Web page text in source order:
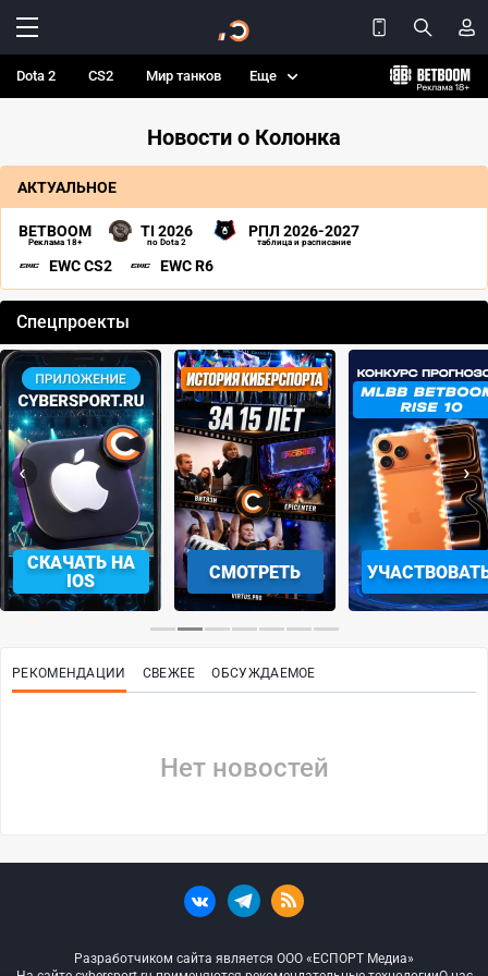
Dota 2 CS2 Мир танков Еще
Новости о Колонка
АКТУАЛЬНОЕ
BETBOOM
Реклама 18+
TI 2026
по Dota 2
РПЛ 2026-2027
таблица и расписание
EWC CS2 EWC R6
Спецпроекты
СКАЧАТЬ НА
IOS
СМОТРЕТЬ
‹ ›
РЕКОМЕНДАЦИИ СВЕЖЕЕ ОБСУЖДАЕМОЕ
Нет новостей
Разработчиком сайта является ООО «ЕСПОРТ Медиа»